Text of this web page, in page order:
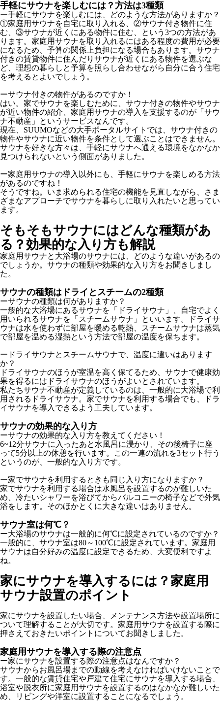
手軽にサウナを楽しむには？方法は3種類
ー手軽にサウナを楽しむには、どのような方法がありますか？
①家庭用サウナを自宅に取り入れる、②サウナ付き物件に住
む、③サウナが近くにある物件に住む、という3つの方法があ
ります。家庭用サウナを取り入れるにはある程度の費用が必要
になるため、予算の関係上負担になる場合もあります。サウナ
付きの賃貸物件に住んだりサウナが近くにある物件を選ぶな
ど、理想の暮らしと予算を照らし合わせながら自分に合う住宅
を考えるとよいでしょう。
ーサウナ付きの物件があるのですか！
はい。家でサウナを楽しむために、サウナ付きの物件やサウナ
が近い物件の紹介、家庭用サウナの導入を支援するのが「サウ
ナ不動産」というサービスなんです。
現在、SUUMOなどの大手ポータルサイトでは、サウナ付きの
物件やサウナに近い物件を条件として選ぶことはできません。
サウナを好きな方々は、手軽にサウナへ通える環境をなかなか
見つけられないという側面がありました。
ー家庭用サウナの導入以外にも、手軽にサウナを楽しめる方法
があるのですね！
そうですね。いま求められる住宅の機能を見直しながら、さま
ざまなアプローチでサウナを暮らしに取り入れたいと思ってい
ます。
そもそもサウナにはどんな種類があ
る？効果的な入り方も解説
家庭用サウナと大浴場のサウナには、どのような違いがあるの
でしょうか。サウナの種類や効果的な入り方をお聞きしまし
た。
サウナの種類はドライとスチームの2種類
ーサウナの種類は何がありますか？
一般的な大浴場にあるサウナを「ドライサウナ」、自宅でよく
用いられるサウナを「スチームサウナ」といいます。ドライサ
ウナは水を使わずに部屋を暖める乾熱、スチームサウナは蒸気
で部屋を温める湿熱という方法で部屋の温度を保ちます。
ードライサウナとスチームサウナで、温度に違いはあります
か？
ドライサウナのほうが室温を高く保てるため、サウナで健康効
果を得るにはドライサウナのほうがよいとされています。
私たちサウナ不動産が定義しているのは、一般的に大浴場で利
用されるドライサウナ。家でサウナを利用する場合でも、ドラ
イサウナを導入できるよう工夫しています。
サウナの効果的な入り方
ーサウナの効果的な入り方を教えてください！
6~12分サウナに入ったあと水風呂に浸かり、その後椅子に座
って5分以上の休憩を行います。この一連の流れを3セット行う
というのが、一般的な入り方です。
ー家でサウナを利用するときも同じ入り方になりますか？
家でサウナを利用する場合は水風呂を設置するのが難しいた
め、冷たいシャワーを浴びてからバルコニーの椅子などで外気
浴をします。そのほかとくに大きな違いはありません。
サウナ室は何℃？
ー大浴場のサウナは一般的に何℃に設定されているのですか？
一般的に、サウナ室は80～100℃に設定されています。家庭用
サウナは自分好みの温度に設定できるため、大変便利ですよ
ね。
家にサウナを導入するには？家庭用
サウナ設置のポイント
家にサウナを設置したい場合、メンテナンス方法や設置場所に
ついて理解することが大切です。家庭用サウナを設置する際に
押さえておきたいポイントについてお聞きしました。
家庭用サウナを導入する際の注意点
ー家にサウナを設置する際の注意点はなんですか？
サウナからお風呂場までの動線を考えなければいけないことで
す。一般的な賃貸住宅や戸建て住宅にサウナを導入する場合、
浴室や脱衣所に家庭用サウナを設置するのはなかなか難しいた
め、リビングや洋室に設置することになるでしょう。